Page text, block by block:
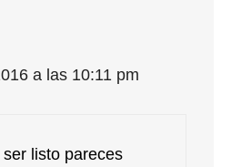
a las 10:11 pm
listo pareces